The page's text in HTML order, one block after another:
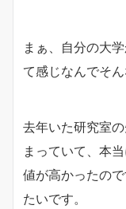
まぁ、自分の大
て感じなんでそ
去年いた研究室
まっていて、本
値が高かったの
たいです。